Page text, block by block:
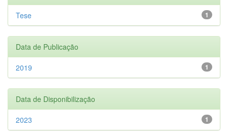
1
Tese
Data de Publicação
1
2019
Data de Disponibilização
1
2023